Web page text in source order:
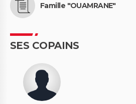
Famille "OUAMRANE"
SES COPAINS